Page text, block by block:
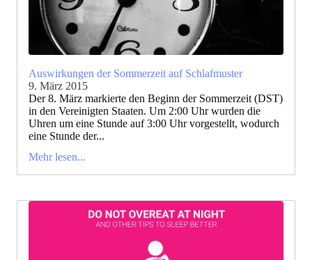
Auswirkungen der Sommerzeit auf Schlafmuster
9. März 2015
Der 8. März markierte den Beginn der Sommerzeit (DST)
in den Vereinigten Staaten. Um 2:00 Uhr wurden die
Uhren um eine Stunde auf 3:00 Uhr vorgestellt, wodurch
eine Stunde der...
Mehr lesen...